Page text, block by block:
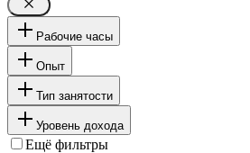
Рабочие часы
Опыт
Тип занятости
Уровень дохода
Ещё фильтры